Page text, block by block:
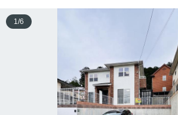
1 /6